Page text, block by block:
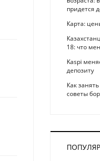
придется
Карта:
18: что
Kaspi
депозиту
Как
советы